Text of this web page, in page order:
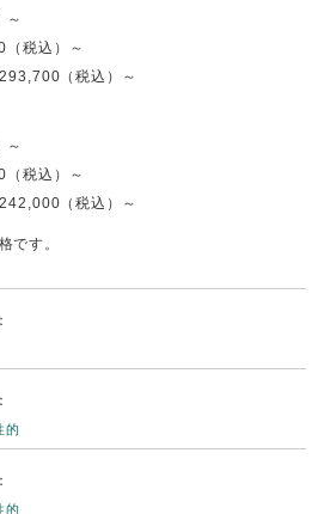
～
税込）～
（税込）～
～
税込）～
（税込）～
です。
的
的